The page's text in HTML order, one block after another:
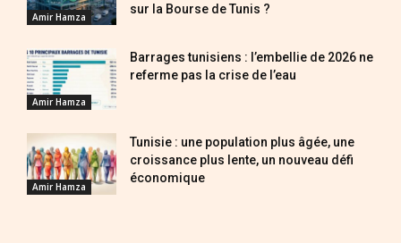
Amir Hamza
sur la Bourse de Tunis ?
Amir Hamza
Barrages tunisiens : l’embellie de 2026 ne
referme pas la crise de l’eau
Amir Hamza
Tunisie : une population plus âgée, une
croissance plus lente, un nouveau défi
économique